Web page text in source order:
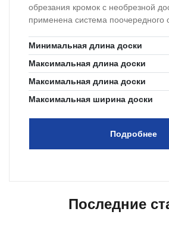
обрезания кромок с необрезной
применена система поочередного
Минимальная длина доски
Максимальная длина доски
Максимальная длина доски
Максимальная ширина доски
Подробнее
Последние